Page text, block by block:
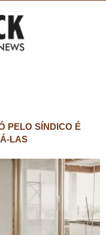
PELO SÍNDICO É
LAS